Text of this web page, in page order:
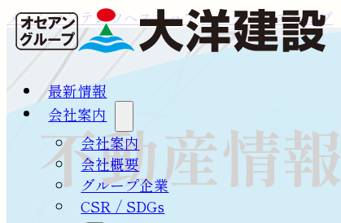
メインコンテンツへスキップフッターへスキップ
最新情報
会社案内
会社案内
会社概要
グループ企業
CSR / SDGs
不動産情報